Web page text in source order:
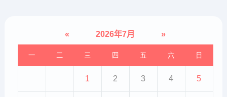
« 2026年7月 »
一 二 三 四 五 六 日
1 2 3 4 5